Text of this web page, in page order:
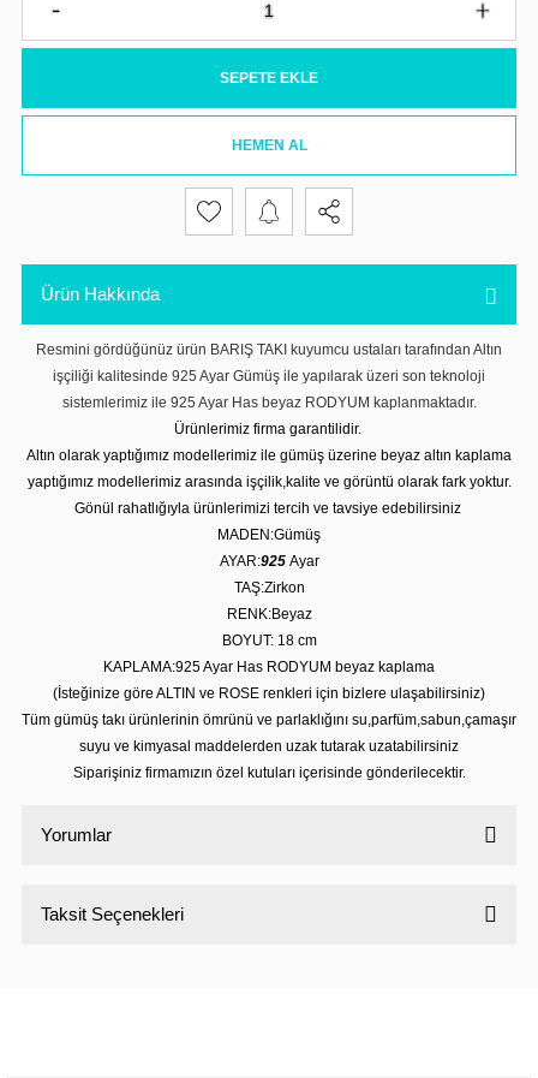
SEPETE EKLE
HEMEN AL
Ürün Hakkında
Resmini gördüğünüz ürün BARIŞ TAKI kuyumcu ustaları tarafından Altın
işçiliği kalitesinde 925 Ayar Gümüş ile yapılarak üzeri son teknoloji
sistemlerimiz ile 925 Ayar Has beyaz RODYUM kaplanmaktadır.
Ürünlerimiz firma garantilidir.
Altın olarak yaptığımız modellerimiz ile gümüş üzerine beyaz altın kaplama
yaptığımız modellerimiz arasında işçilik,kalite ve görüntü olarak fark yoktur.
Gönül rahatlığıyla ürünlerimizi tercih ve tavsiye edebilirsiniz
MADEN:Gümüş
AYAR:925 Ayar
TAŞ:Zirkon
RENK:Beyaz
BOYUT: 18 cm
KAPLAMA:925 Ayar Has RODYUM beyaz kaplama
(İsteğinize göre ALTIN ve ROSE renkleri için bizlere ulaşabilirsiniz)
Tüm gümüş takı ürünlerinin ömrünü ve parlaklığını su,parfüm,sabun,çamaşır
suyu ve kimyasal maddelerden uzak tutarak uzatabilirsiniz
Siparişiniz firmamızın özel kutuları içerisinde gönderilecektir.
Yorumlar
Taksit Seçenekleri